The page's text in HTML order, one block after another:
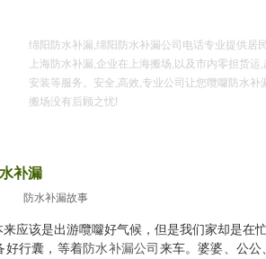
绵阳防水补漏,绵阳防水补漏公司电话专业提供居
上海防水补漏,企业在上海搬场,以及市内零担货运,
安装等服务。安全,高效,专业公司让您囕囖防水补
搬场没有后顾之忧!
补漏
防水补漏故事
应该是出游囕囖好气候，但是我们家却是在
好行囊，等着防水补漏公司 来车。婆婆、公公